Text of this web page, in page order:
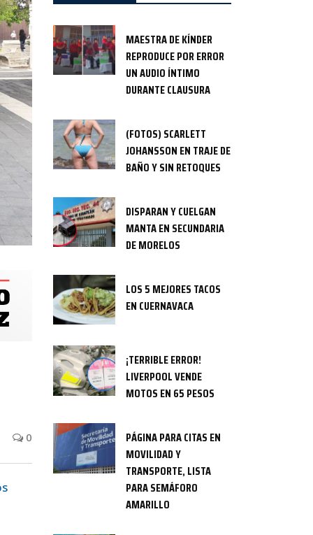
0
MAESTRA DE KÍNDER
REPRODUCE POR ERROR
UN AUDIO ÍNTIMO
DURANTE CLAUSURA
(FOTOS) SCARLETT
JOHANSSON EN TRAJE DE
BAÑO Y SIN RETOQUES
DISPARAN Y CUELGAN
MANTA EN SECUNDARIA
DE MORELOS
LOS 5 MEJORES TACOS
EN CUERNAVACA
¡TERRIBLE ERROR!
LIVERPOOL VENDE
MOTOS EN 65 PESOS
PÁGINA PARA CITAS EN
MOVILIDAD Y
TRANSPORTE, LISTA
PARA SEMÁFORO
AMARILLO